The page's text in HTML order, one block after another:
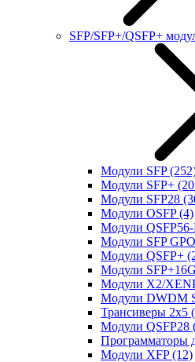
SFP/SFP+/QSFP+
Модули SFP
Модули SFP+
Модули SFP28
Модули OSFP(4)
Модули
Модули SFP
Модули QSFP+
Модули SFP+16G
Модули X2/
Модули DWDM
Трансиверы 2x5
Модули QSFP28
Программаторы
Модули XFP(12)